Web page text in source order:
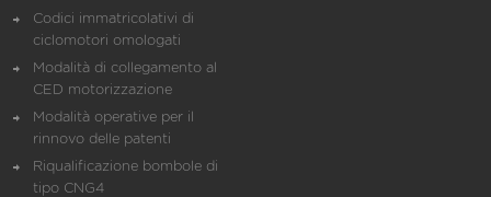
Codici immatricolativi di
ciclomotori omologati
Modalità di collegamento al
CED motorizzazione
Modalità operative per il
rinnovo delle patenti
Riqualificazione bombole di
tipo CNG4